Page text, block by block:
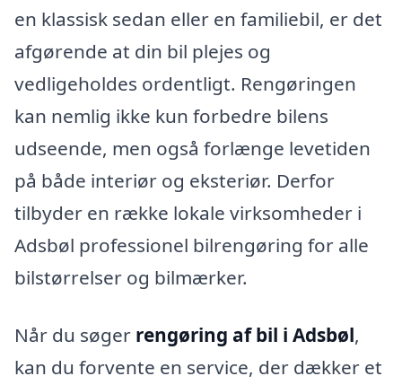
en klassisk sedan eller en familiebil, er det
afgørende at din bil plejes og
vedligeholdes ordentligt. Rengøringen
kan nemlig ikke kun forbedre bilens
udseende, men også forlænge levetiden
på både interiør og eksteriør. Derfor
tilbyder en række lokale virksomheder i
Adsbøl professionel bilrengøring for alle
bilstørrelser og bilmærker.
Når du søger rengøring af bil i Adsbøl,
kan du forvente en service, der dækker et